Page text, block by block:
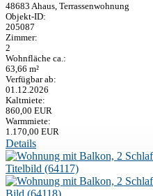
48683 Ahaus, Terrassenwohnung
Objekt-ID:
205087
Zimmer:
2
Wohnfläche ca.:
63,66 m²
Verfügbar ab:
01.12.2026
Kaltmiete:
860,00 EUR
Warmmiete:
1.170,00 EUR
Details